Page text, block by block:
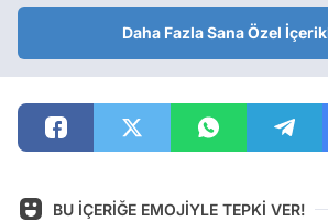
Daha Fazla Sana Özel
BU İÇERİĞE EMOJİYLE TEPKİ VER!